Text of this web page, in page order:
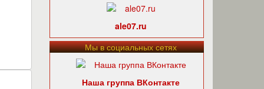
ale07.ru
Мы в социальных сетях
Наша группа ВКонтакте